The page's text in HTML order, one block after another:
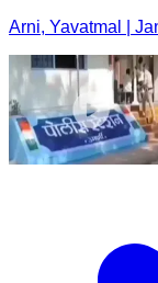
Arni, Yavatmal |